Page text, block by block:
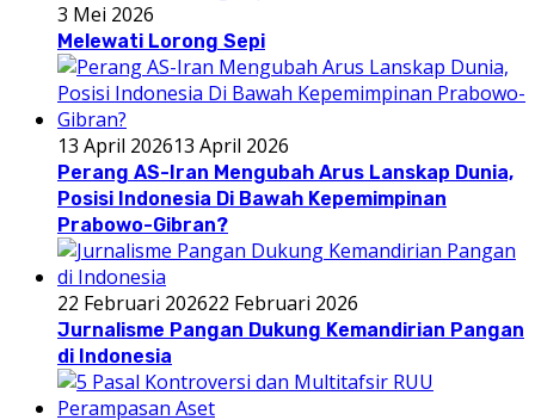
3 Mei 2026
Melewati Lorong Sepi
13 April 202613 April 2026
Perang AS-Iran Mengubah Arus Lanskap Dunia,
Posisi Indonesia Di Bawah Kepemimpinan
Prabowo-Gibran?
22 Februari 202622 Februari 2026
Jurnalisme Pangan Dukung Kemandirian Pangan
di Indonesia